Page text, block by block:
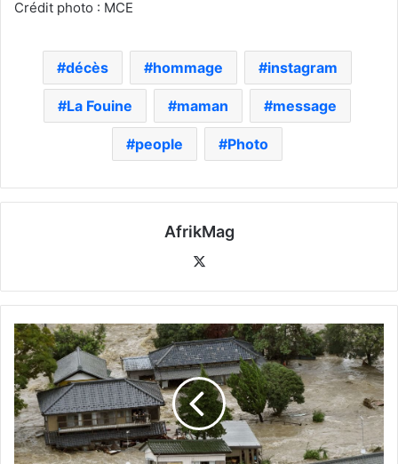
Crédit photo : MCE
décès hommage instagram
La Fouine maman message
people Photo
AfrikMag